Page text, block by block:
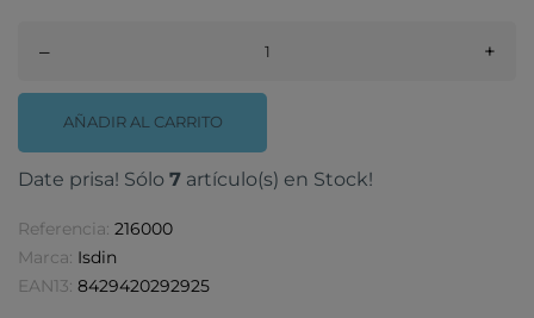
– +
AÑADIR AL CARRITO
Date prisa! Sólo 7 artículo(s) en Stock!
Referencia: 216000
Marca: Isdin
EAN13: 8429420292925